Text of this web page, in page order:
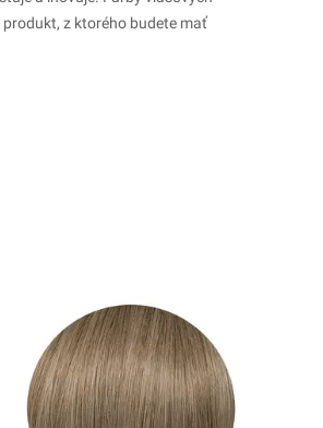
z ktorého budete mať